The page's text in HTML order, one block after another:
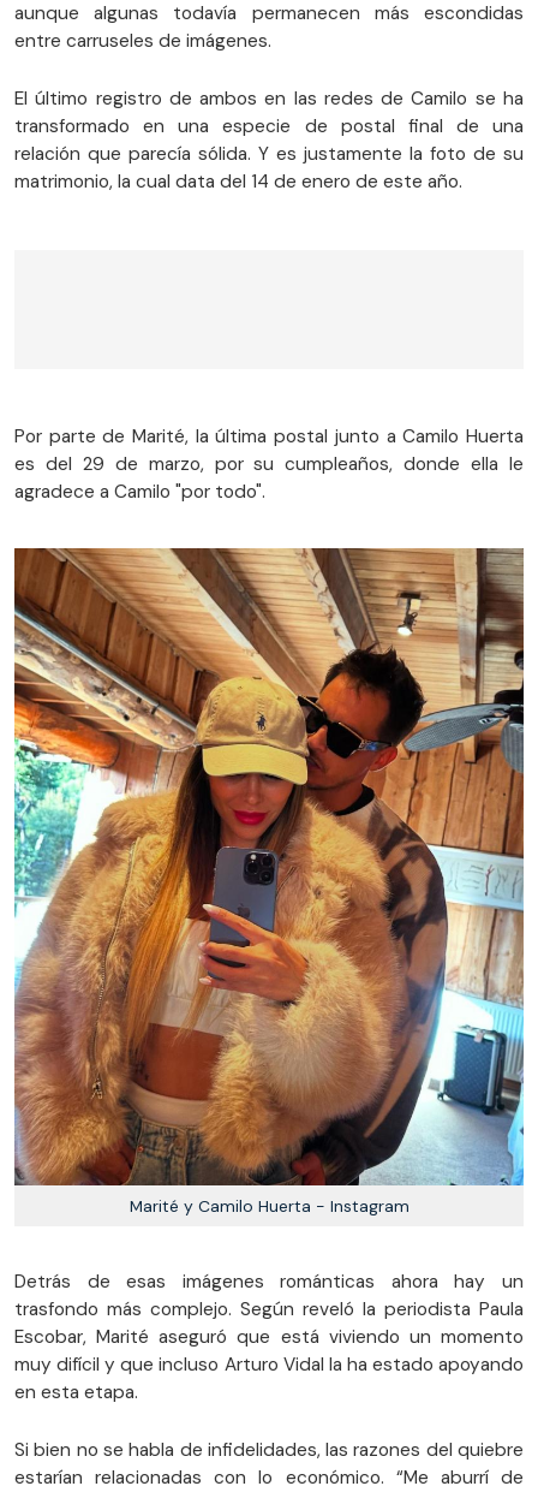
aunque algunas todavía permanecen más escondidas
entre carruseles de imágenes.
El último registro de ambos en las redes de Camilo se ha
transformado en una especie de postal final de una
relación que parecía sólida. Y es justamente la foto de su
matrimonio, la cual data del 14 de enero de este año.
Por parte de Marité, la última postal junto a Camilo Huerta
es del 29 de marzo, por su cumpleaños, donde ella le
agradece a Camilo "por todo".
Marité y Camilo Huerta - Instagram
Detrás de esas imágenes románticas ahora hay un
trasfondo más complejo. Según reveló la periodista Paula
Escobar, Marité aseguró que está viviendo un momento
muy difícil y que incluso Arturo Vidal la ha estado apoyando
en esta etapa.
Si bien no se habla de infidelidades, las razones del quiebre
estarían relacionadas con lo económico. “Me aburrí de